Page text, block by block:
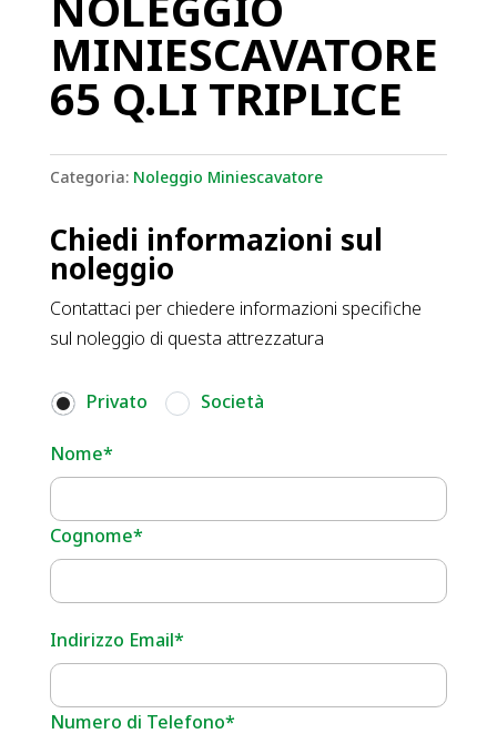
MINIESCAVATORE
65 Q.LI TRIPLICE
Categoria: Noleggio Miniescavatore
Chiedi informazioni sul
noleggio
Contattaci per chiedere informazioni specifiche
sul noleggio di questa attrezzatura
Privato Società
Nome*
Cognome*
Indirizzo Email*
Numero di Telefono*